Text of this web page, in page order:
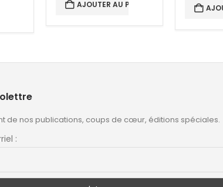
AJOUTER AU PANIER
de nos publications, coups de cœur, éditions spéciales.
: